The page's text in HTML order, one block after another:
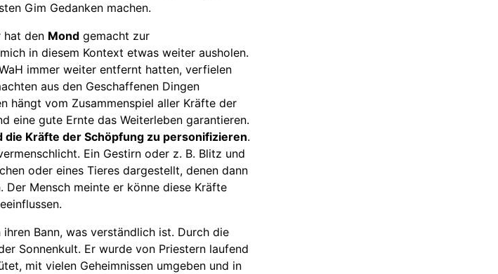
Gim Gedanken machen.
hat den Mond gemacht zur
mich in diesem Kontext etwas weiter ausholen.
immer weiter entfernt hatten, verfielen
aus den Geschaffenen Dingen
hängt vom Zusammenspiel aller Kräfte der
eine gute Ernte das Weiterleben garantieren.
die Kräfte der Schöpfung zu personifizieren.
Ein Gestirn oder z. B. Blitz und
oder eines Tieres dargestellt, denen dann
Mensch meinte er könne diese Kräfte
Bann, was verständlich ist. Durch die
Sonnenkult. Er wurde von Priestern laufend
mit vielen Geheimnissen umgeben und in